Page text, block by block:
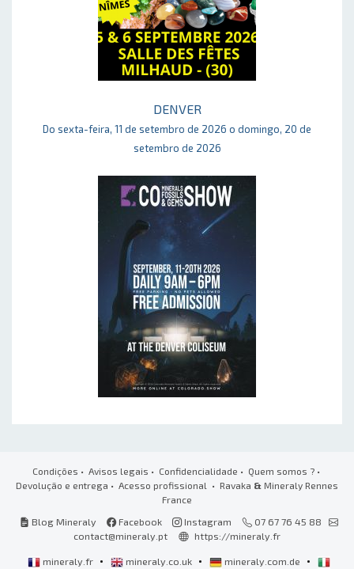
DENVER
Do sexta-feira, 11 de setembro de 2026 o domingo, 20 de
setembro de 2026
Condições • Avisos legais • Confidencialidade • Quem somos ?•
Devolução e entrega • Acesso profissional • Ravaka & Mineraly Rennes
France
Blog Mineraly
Facebook Instagram
07 67 76 45 88
contact@mineraly.pt
https://mineraly.fr
mineraly.fr • mineraly.co.uk • mineraly.com.de •